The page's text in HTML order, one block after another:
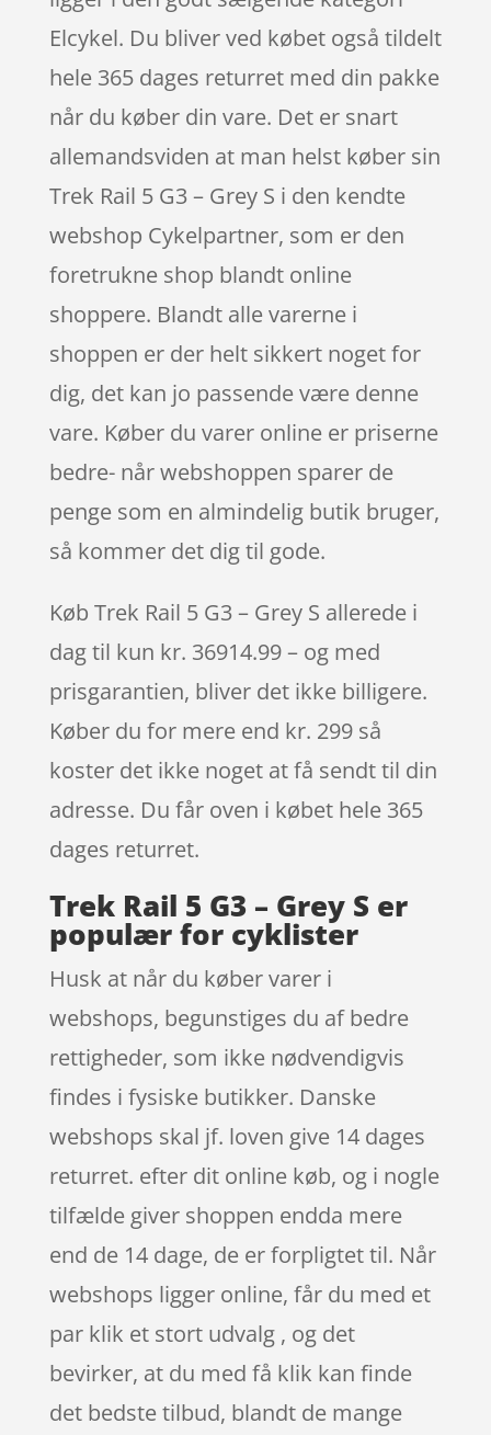
Elcykel. Du bliver ved købet også tildelt
hele 365 dages returret med din pakke
når du køber din vare. Det er snart
allemandsviden at man helst køber sin
Trek Rail 5 G3 – Grey S i den kendte
webshop Cykelpartner, som er den
foretrukne shop blandt online
shoppere. Blandt alle varerne i
shoppen er der helt sikkert noget for
dig, det kan jo passende være denne
vare. Køber du varer online er priserne
bedre- når webshoppen sparer de
penge som en almindelig butik bruger,
så kommer det dig til gode.
Køb Trek Rail 5 G3 – Grey S allerede i
dag til kun kr. 36914.99 – og med
prisgarantien, bliver det ikke billigere.
Køber du for mere end kr. 299 så
koster det ikke noget at få sendt til din
adresse. Du får oven i købet hele 365
dages returret.
Trek Rail 5 G3 – Grey S er
populær for cyklister
Husk at når du køber varer i
webshops, begunstiges du af bedre
rettigheder, som ikke nødvendigvis
findes i fysiske butikker. Danske
webshops skal jf. loven give 14 dages
returret. efter dit online køb, og i nogle
tilfælde giver shoppen endda mere
end de 14 dage, de er forpligtet til. Når
webshops ligger online, får du med et
par klik et stort udvalg , og det
bevirker, at du med få klik kan finde
det bedste tilbud, blandt de mange